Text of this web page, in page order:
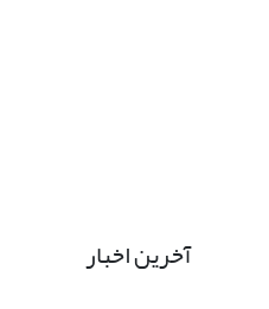
آخرین اخبار